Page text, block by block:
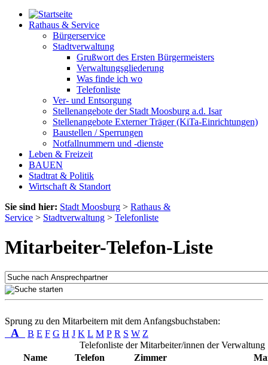
Rathaus & Service
Bürgerservice
Stadtverwaltung
Grußwort des Ersten Bürgermeisters
Verwaltungsgliederung
Was finde ich wo
Telefonliste
Ver- und Entsorgung
Stellenangebote der Stadt Moosburg a.d. Isar
Stellenangebote Externer Träger (KiTa-Einrichtungen)
Baustellen / Sperrungen
Notfallnummern und -dienste
Leben & Freizeit
BAUEN
Stadtrat & Politik
Wirtschaft & Standort
Sie sind hier: Stadt Moosburg > Rathaus &
Service > Stadtverwaltung > Telefonliste
Mitarbeiter-Telefon-Liste
Sprung zu den Mitarbeitern mit dem Anfangsbuchstaben:
A B E F G H J K L M P R S W Z
Telefonliste der Mitarbeiter/innen der Verwaltung
Name
Telefon Zimmer